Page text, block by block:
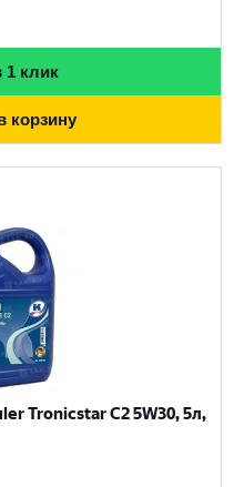
1 клик
корзину
Tronicstar C2 5W30, 5л,